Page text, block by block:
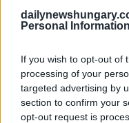
Personal Information
If you wish to opt-out of
processing of your
targeted advertising by
section to confirm your
opt-out request is
ungarisches
Lesen Sie auch
Entdecken
Orte in New